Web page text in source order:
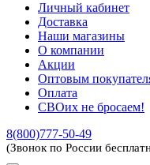
Личный кабинет
Доставка
Наши магазины
О компании
Акции
Оптовым
Оплата
СВОих не бросаем!
8(800)777-50-49
(Звонок по России